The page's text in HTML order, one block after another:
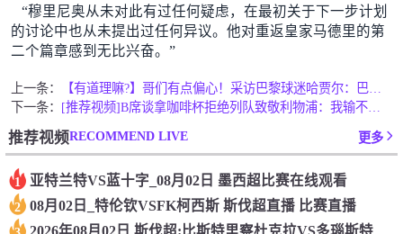
“穆里尼奥从未对此有过任何疑虑，在最初关于下一步计划
的讨论中也从未提出过任何异议。他对重返皇家马德里的第
二个篇章感到无比兴奋。”
上一条：
【有道理嘛?】哥们有点偏心！采访巴黎球迷哈贾尔：巴黎球员和拜
下一条：
[推荐视频]B席谈拿咖啡杯拒绝列队致敬利物浦：我输不起，我非
推荐视频RECOMMEND LIVE 更多
1 亚特兰特VS蓝十字_08月02日 墨西超比赛在线观看
2 08月02日_特伦钦VSFK柯西斯 斯伐超直播 比赛直播
2026年08月02日 斯伐超:比斯特里察杜克拉VS多瑙斯特